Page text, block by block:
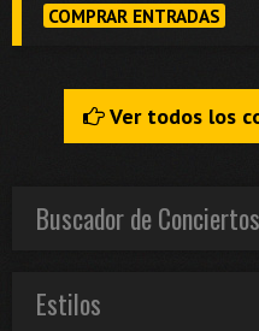
COMPRAR ENTRADAS
Ver todos los
Buscador de Conciertos
Estilos